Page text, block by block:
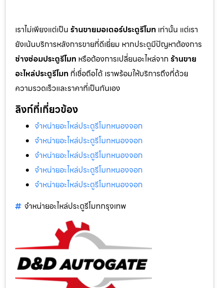
เราไม่เพียงแต่เป็น ร้านขายมอเตอร์ประตูรีโมท เท่านั้น แต่เรา
ยังเน้นบริการหลังการขายที่ดีเยี่ยม หากประตูมีปัญหาต้องการ
ช่างซ่อมประตูรีโมท หรือต้องการเปลี่ยนอะไหล่จาก ร้านขาย
อะไหล่ประตูรีโมท ที่เชื่อถือได้ เราพร้อมให้บริการถึงที่ด้วย
ความรวดเร็วและราคาที่เป็นกันเอง
ลิงก์ที่เกี่ยวข้อง
จำหน่ายอะไหล่ประตูรีโมทหนองจอก
จำหน่ายอะไหล่ประตูรีโมทหนองจอก
จำหน่ายอะไหล่ประตูรีโมทหนองจอก
จำหน่ายอะไหล่ประตูรีโมทหนองจอก
จำหน่ายอะไหล่ประตูรีโมทหนองจอก
จำหน่ายอะไหล่ประตูรีโมทกรุงเทพ